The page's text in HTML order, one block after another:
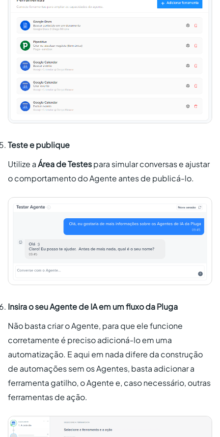
Teste e publique
Utilize aÁrea de Testespara simular conversas e ajustar
o comportamento do Agente antes de publicá-lo.
Insira o seu Agente de IA em um fluxo da Pluga
Não basta criar o Agente, para que ele funcione
corretamente é preciso adicioná-lo em uma
automatização. E aqui em nada difere da construção
de automações sem os Agentes, basta adicionar a
ferramenta gatilho, o Agente e, caso necessário, outras
ferramentas de ação.